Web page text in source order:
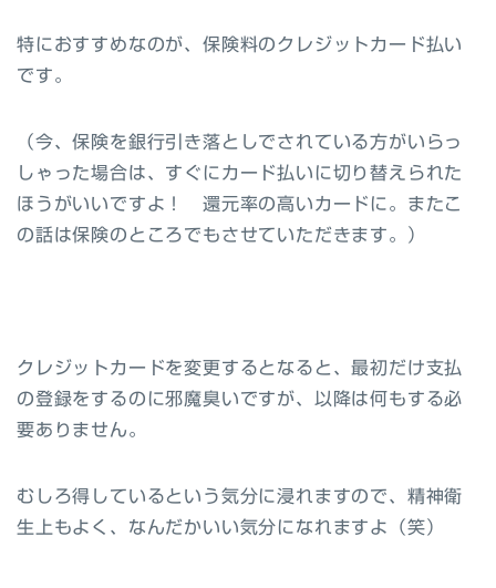
特におすすめなのが、保険料のクレジットカード払い
です。
（今、保険を銀行引き落としでされている方がいらっ
しゃった場合は、すぐにカード払いに切り替えられた
ほうがいいですよ！ 還元率の高いカードに。またこ
の話は保険のところでもさせていただきます。）
クレジットカードを変更するとなると、最初だけ支払
の登録をするのに邪魔臭いですが、以降は何もする必
要ありません。
むしろ得しているという気分に浸れますので、精神衛
生上もよく、なんだかいい気分になれますよ（笑）